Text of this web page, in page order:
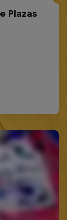
Plazas